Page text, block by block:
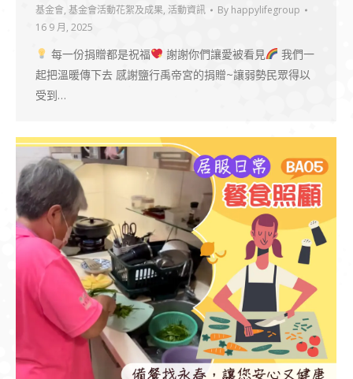
基金會, 基金會活動花絮及成果, 活動資訊 By happylifegroup
16 9 月, 2025
每一份捐贈都是祝福 謝謝你們讓愛被看見
我們一
起把溫暖傳下去 感謝鹽行禹帝宮的捐贈~讓弱勢民眾得以
受到…